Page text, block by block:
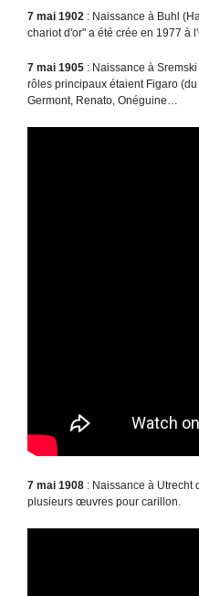
7 mai 1902 : Naissance à Buhl
chariot d'or" a été crée en 1977 à
7 mai 1905 : Naissance à
rôles principaux étaient Figaro
Germont, Renato, Onéguine…
7 mai 1908 : Naissance à Utrecht
plusieurs œuvres pour carillon.